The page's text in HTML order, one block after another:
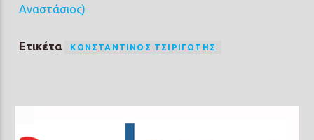
Αναστάσιος)
Ετικέτα ΚΩΝΣΤΑΝΤΊΝΟΣ ΤΣΙΡΙΓΏΤΗΣ